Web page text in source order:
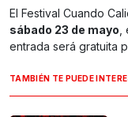
El Festival Cuando
sábado 23 de mayo
entrada será gratuita
TAMBIÉN TE PUEDE